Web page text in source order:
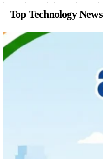
Top Technology News